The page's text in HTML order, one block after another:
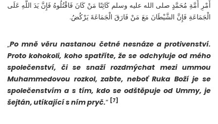
أَمْرِ أُمَّةِ مُحَمَّدٍ صلى الله عليه وسلم كَائِنًا مَنْ كَانَ فَاقْتُلُوهُ فَإِنَّ يَدَ اللَّهِ عَلَى
الْجَمَاعَةِ فَإِنَّ الشَّيْطَانَ مَعَ مَنْ فَارَقَ الْجَمَاعَةَ يَرْكُضُ.
„Po mně věru nastanou četné nesnáze a protivenství.
Proto kohokoli, koho spatříte, že se odchyluje od mého
společenství, či se snaží rozdmýchat mezi ummou
Muhammedovou rozkol, zabte, neboť Ruka Boží je se
společenstvím a s tím, kdo se odštěpuje od Ummy, je
šejtán, utíkající s ním pryč.“ [7]